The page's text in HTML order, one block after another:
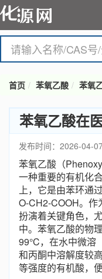
首页 苯氧乙酸 苯氧
苯氧乙酸在
发布时间：2026-04-
苯氧乙酸（
一种重要的有机化
上，它是由苯环通
O-CH2-COOH。作
扮演着关键角色，
中。苯氧乙酸的物
99°C，在水中微溶
和丙酮中溶解度较
等强度的有机酸，